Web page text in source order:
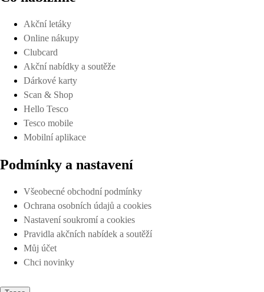
Akční letáky
Online nákupy
Clubcard
Akční nabídky a soutěže
Dárkové karty
Scan & Shop
Hello Tesco
Tesco mobile
Mobilní aplikace
Podmínky a nastavení
Všeobecné obchodní podmínky
Ochrana osobních údajů a cookies
Nastavení soukromí a cookies
Pravidla akčních nabídek a soutěží
Můj účet
Chci novinky